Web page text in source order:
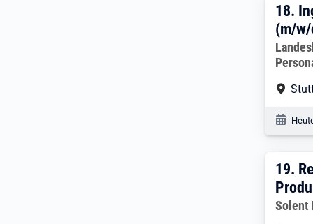
18.
18.
(m/
19.
19.
Solent